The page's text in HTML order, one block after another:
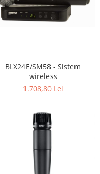
BLX24E/SM58 - Sistem
wireless
1.708,80 Lei